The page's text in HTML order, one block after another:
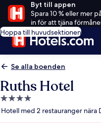
Byt till appen
Spara 10 % eller mer
in för att tjäna
Hoppa till huvudsektionen
Se alla boenden
Ruths Hotel
4.0-
stjärnigt
Hotell med 2 restauranger nära